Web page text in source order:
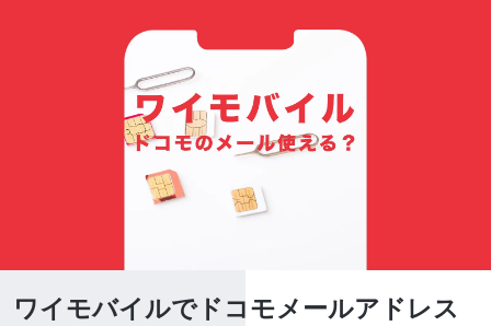
ワイモバイルでドコモメールアドレス